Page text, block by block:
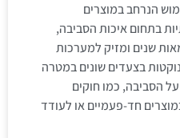
הנרחב במוצרים
בתחום איכות הסביבה,
שנים ומזיק למערכות
בצעדים שונים במטרה
הסביבה, כמו חוקים
חד-פעמיים או לעודד